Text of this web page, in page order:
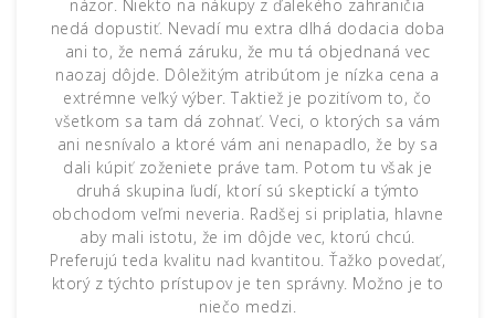
názor. Niekto na nákupy z ďalekého zahraničia
nedá dopustiť. Nevadí mu extra dlhá dodacia doba
ani to, že nemá záruku, že mu tá objednaná vec
naozaj dôjde. Dôležitým atribútom je nízka cena a
extrémne veľký výber. Taktiež je pozitívom to, čo
všetkom sa tam dá zohnať. Veci, o ktorých sa vám
ani nesnívalo a ktoré vám ani nenapadlo, že by sa
dali kúpiť zoženiete práve tam. Potom tu však je
druhá skupina ľudí, ktorí sú skeptickí a týmto
obchodom veľmi neveria. Radšej si priplatia, hlavne
aby mali istotu, že im dôjde vec, ktorú chcú.
Preferujú teda kvalitu nad kvantitou. Ťažko povedať,
ktorý z týchto prístupov je ten správny. Možno je to
niečo medzi.